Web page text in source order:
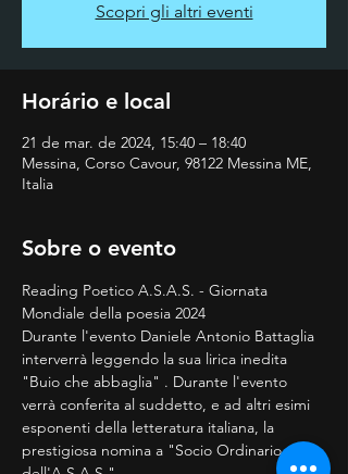
Scopri gli altri eventi
Horário e local
21 de mar. de 2024, 15:40 – 18:40
Messina, Corso Cavour, 98122 Messina ME,
Italia
Sobre o evento
Reading Poetico A.S.A.S. - Giornata
Mondiale della poesia 2024
Durante l'evento Daniele Antonio Battaglia
interverrà leggendo la sua lirica inedita
"Buio che abbaglia" . Durante l'evento
verrà conferita al suddetto, e ad altri esimi
esponenti della letteratura italiana, la
prestigiosa nomina a "Socio Ordinario